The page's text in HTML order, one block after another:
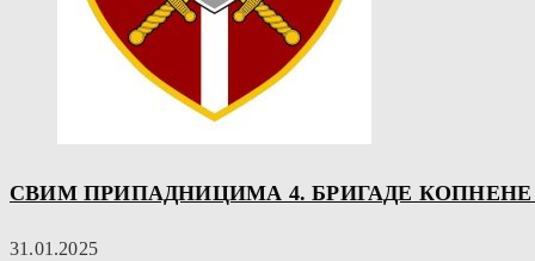
СВИМ ПРИПАДНИЦИМА 4. БРИГАДЕ КОПНЕНЕ
31.01.2025